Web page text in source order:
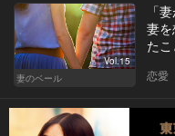
Vol.15
妻のベール
「
妻
たこ
恋愛